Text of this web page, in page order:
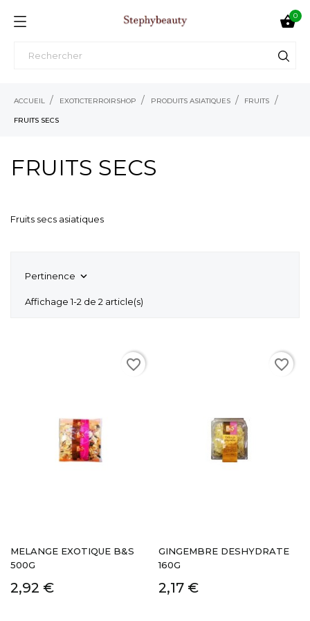
0
ACCUEIL EXOTICTERROIRSHOP PRODUITS ASIATIQUES FRUITS
FRUITS SECS
FRUITS SECS
Fruits secs asiatiques
Pertinence 
Affichage 1-2 de 2 article(s)
MELANGE EXOTIQUE B&S
500G
2,92 €
favorite_border
GINGEMBRE DESHYDRATE
160G
2,17 €
favorite_border